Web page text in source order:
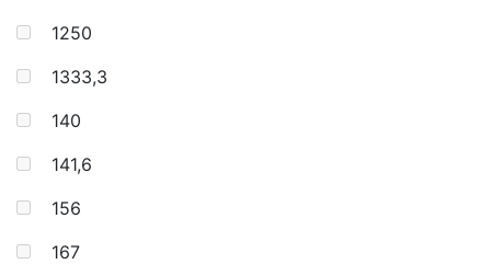
1250
1333,3
140
141,6
156
167